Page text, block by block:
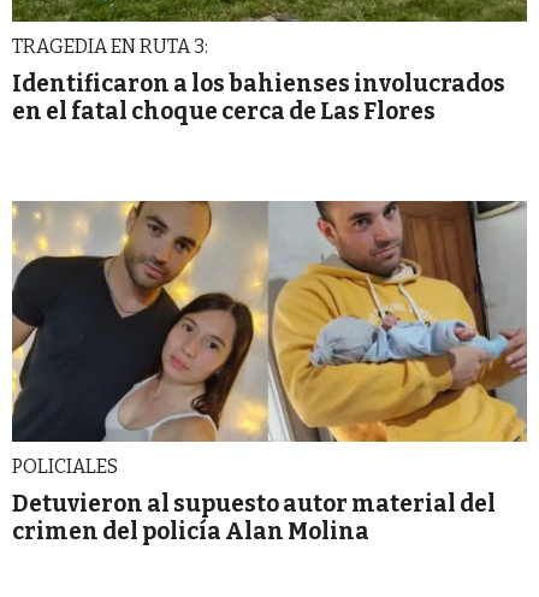
TRAGEDIA EN RUTA 3:
Identificaron a los bahienses involucrados
en el fatal choque cerca de Las Flores
POLICIALES
Detuvieron al supuesto autor material del
crimen del policía Alan Molina